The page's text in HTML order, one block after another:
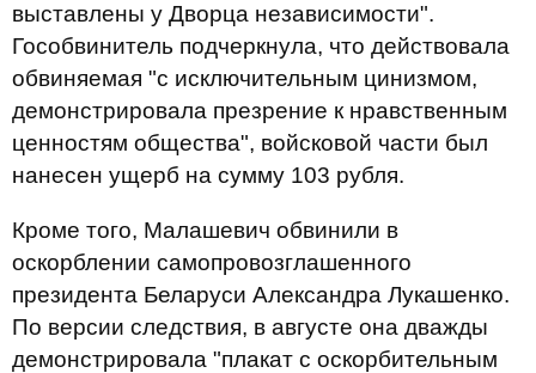
выставлены у Дворца независимости".
Гособвинитель подчеркнула, что действовала
обвиняемая "с исключительным цинизмом,
демонстрировала презрение к нравственным
ценностям общества", войсковой части был
нанесен ущерб на сумму 103 рубля.
Кроме того, Малашевич обвинили в
оскорблении самопровозглашенного
президента Беларуси Александра Лукашенко.
По версии следствия, в августе она дважды
демонстрировала "плакат с оскорбительным